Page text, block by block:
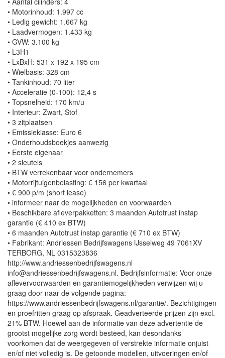
• Motorinhoud: 1.997 cc
• Ledig gewicht: 1.667 kg
• Laadvermogen: 1.433 kg
• GVW: 3.100 kg
• L3H1
• LxBxH: 531 x 192 x 195 cm
• Wielbasis: 328 cm
• Tankinhoud: 70 liter
• Acceleratie (0-100): 12,4 s
• Topsnelheid: 170 km/u
• Interieur: Zwart, Stof
• 3 zitplaatsen
• Emissieklasse: Euro 6
• Onderhoudsboekjes aanwezig
• Eerste eigenaar
• 2 sleutels
• BTW verrekenbaar voor ondernemers
• Motorrijtuigenbelasting: € 156 per kwartaal
• € 900 p/m (short lease)
• informeer naar de mogelijkheden en voorwaarden
• Beschikbare afleverpakketten: 3 maanden Autotrust instap
garantie (€ 410 ex BTW)
• 6 maanden Autotrust instap garantie (€ 710 ex BTW)
• Fabrikant: Andriessen Bedrijfswagens IJsselweg 49 7061XV
TERBORG, NL 0315323836
http://www.andriessenbedrijfswagens.nl
info@andriessenbedrijfswagens.nl. Bedrijfsinformatie: Voor onze
aflevervoorwaarden en garantiemogelijkheden verwijzen wij u
graag door naar de volgende pagina:
https://www.andriessenbedrijfswagens.nl/garantie/. Bezichtigingen
en proefritten graag op afspraak. Geadverteerde prijzen zijn excl.
21% BTW. Hoewel aan de informatie van deze advertentie de
grootst mogelijke zorg wordt besteed, kan desondanks
voorkomen dat de weergegeven of verstrekte informatie onjuist
en/of niet volledig is. De getoonde modellen, uitvoeringen en/of